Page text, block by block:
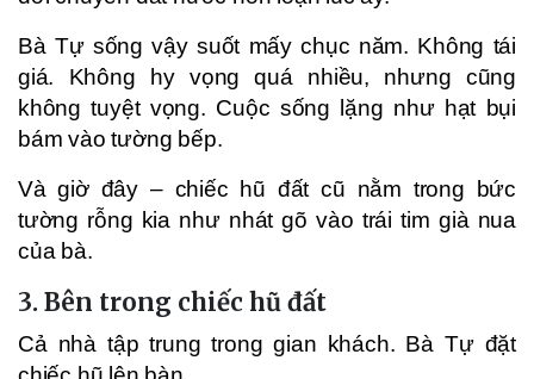
Bà Tự sống vậy suốt mấy chục năm. Không tái
giá. Không hy vọng quá nhiều, nhưng cũng
không tuyệt vọng. Cuộc sống lặng như hạt bụi
bám vào tường bếp.
Và giờ đây – chiếc hũ đất cũ nằm trong bức
tường rỗng kia như nhát gõ vào trái tim già nua
của bà.
3. Bên trong chiếc hũ đất
Cả nhà tập trung trong gian khách. Bà Tự đặt